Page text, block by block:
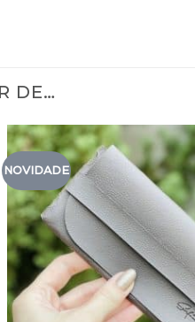
DE…
NOVIDADE